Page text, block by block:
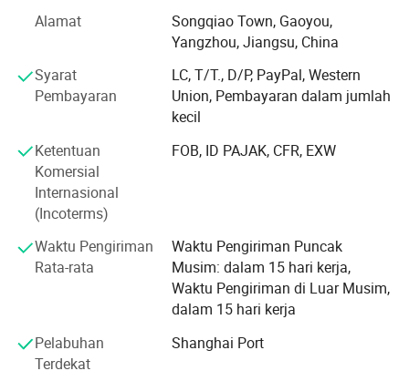
transportasi, lithium ENERGY Storage, dan produk-produk
lainnya. Pabrik ini memiliki empat pabrik fisik dan
merupakan pabrik yang memenuhi syarat untuk basis
lampu jalan Yangzhou. Perusahaan ini memiliki 500
karyawan, termasuk lebih dari 80 personel teknik dan
Area pabrikan dan kantor perusahaan ini hampir seluas
50000 meter persegi dan lengkap, termasuk 2000 ton alat
berat tekukan batang baja linkage dua alat berat 18m,
mesin pemotong laser serat 600 0W, pengelasan busur
otomatis bawah Air, penguji kinerja inti elektrik, alat berat
pengelasan titik otomatis, pengusul, Dua jenis peralatan
120 produksi dan pengujian produksi per tahun melebihi
800 MW. Perusahaan tersebut telah memperoleh
sertifikasi sistem layanan purna-jual berbintang lima.
Alamat
Songqiao Town, Gaoyou,
Yangzhou, Jiangsu, China
Syarat
Pembayaran
LC, T/T., D/P, PayPal, Western
Union, Pembayaran dalam jumlah
kecil
Ketentuan
Komersial
Internasional
(Incoterms)
FOB, ID PAJAK, CFR, EXW
Waktu Pengiriman
Rata-rata
Waktu Pengiriman Puncak
Musim: dalam 15 hari kerja,
Waktu Pengiriman di Luar Musim,
dalam 15 hari kerja
Pelabuhan
Terdekat
Shanghai Port